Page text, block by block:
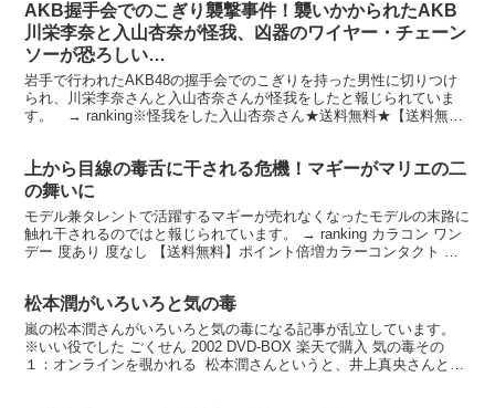
AKB握手会でのこぎり襲撃事件！襲いかかられたAKB
川栄李奈と入山杏奈が怪我、凶器のワイヤー・チェーン
ソーが恐ろしい…
岩手で行われたAKB48の握手会でのこぎりを持った男性に切りつけ
られ、川栄李奈さんと入山杏奈さんが怪我をしたと報じられていま
す。 → ranking※怪我をした入山杏奈さん★送料無料★【送料無
上から目線の毒舌に干される危機！マギーがマリエの二
の舞いに
モデル兼タレントで活躍するマギーが売れなくなったモデルの末路に
触れ干されるのではと報じられています。 → ranking カラコン ワン
デー 度あり 度なし 【送料無料】ポイント倍増カラーコンタクト カ
松本潤がいろいろと気の毒
嵐の松本潤さんがいろいろと気の毒になる記事が乱立しています。
※いい役でした ごくせん 2002 DVD-BOX 楽天で購入 気の毒その
１：オンラインを覗かれる 松本潤さんというと、井上真央さんとの